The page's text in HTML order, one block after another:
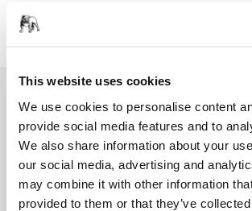
This website uses cookies
We use cookies to personalise content
provide social media features and to
We also share information about your
our social media, advertising and
may combine it with other information
provided to them or that they’ve
SAV Mirka exclusif
Service client Mirka